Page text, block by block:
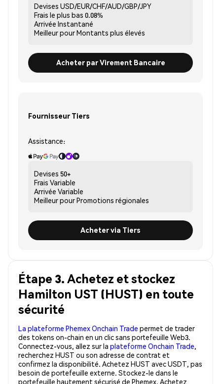
Devises USD/EUR/CHF/AUD/GBP/JPY
Frais le plus bas 0.08%
Arrivée Instantané
Meilleur pourMontants plus élevés
Acheter par Virement Bancaire
Fournisseur Tiers
Assistance:
Devises 50+
Frais Variable
Arrivée Variable
Meilleur pourPromotions régionales
Acheter via Tiers
Étape 3. Achetez et stockez
Hamilton UST (HUST) en toute
sécurité
La plateforme Phemex Onchain Trade permet de trader
des tokens on-chain en un clic sans portefeuille Web3.
Connectez-vous, allez sur la plateforme Onchain Trade,
recherchez HUST ou son adresse de contrat et
confirmez la disponibilité. Achetez HUST avec USDT, pas
besoin de portefeuille externe. Stockez-le dans le
portefeuille hautement sécurisé de Phemex. Achetez